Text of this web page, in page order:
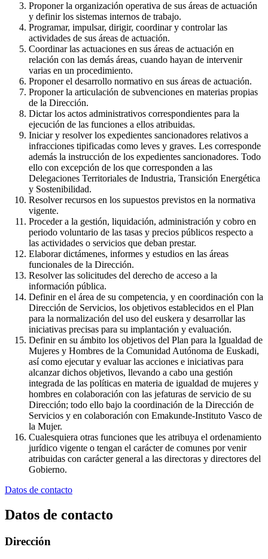
Proponer la organización operativa de sus áreas de actuación
y definir los sistemas internos de trabajo.
Programar, impulsar, dirigir, coordinar y controlar las
actividades de sus áreas de actuación.
Coordinar las actuaciones en sus áreas de actuación en
relación con las demás áreas, cuando hayan de intervenir
varias en un procedimiento.
Proponer el desarrollo normativo en sus áreas de actuación.
Proponer la articulación de subvenciones en materias propias
de la Dirección.
Dictar los actos administrativos correspondientes para la
ejecución de las funciones a ellos atribuidas.
Iniciar y resolver los expedientes sancionadores relativos a
infracciones tipificadas como leves y graves. Les corresponde
además la instrucción de los expedientes sancionadores. Todo
ello con excepción de los que corresponden a las
Delegaciones Territoriales de Industria, Transición Energética
y Sostenibilidad.
Resolver recursos en los supuestos previstos en la normativa
vigente.
Proceder a la gestión, liquidación, administración y cobro en
periodo voluntario de las tasas y precios públicos respecto a
las actividades o servicios que deban prestar.
Elaborar dictámenes, informes y estudios en las áreas
funcionales de la Dirección.
Resolver las solicitudes del derecho de acceso a la
información pública.
Definir en el área de su competencia, y en coordinación con la
Dirección de Servicios, los objetivos establecidos en el Plan
para la normalización del uso del euskera y desarrollar las
iniciativas precisas para su implantación y evaluación.
Definir en su ámbito los objetivos del Plan para la Igualdad de
Mujeres y Hombres de la Comunidad Autónoma de Euskadi,
así como ejecutar y evaluar las acciones e iniciativas para
alcanzar dichos objetivos, llevando a cabo una gestión
integrada de las políticas en materia de igualdad de mujeres y
hombres en colaboración con las jefaturas de servicio de su
Dirección; todo ello bajo la coordinación de la Dirección de
Servicios y en colaboración con Emakunde-Instituto Vasco de
la Mujer.
Cualesquiera otras funciones que les atribuya el ordenamiento
jurídico vigente o tengan el carácter de comunes por venir
atribuidas con carácter general a las directoras y directores del
Gobierno.
Datos de contacto
Datos de contacto
Dirección